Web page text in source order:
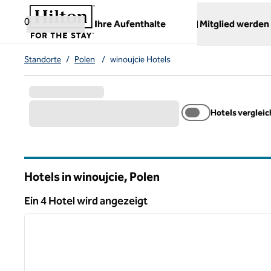
Weiter zum Inhalt
0
Ihre Aufenthalte
,öffnet neue Registerkarte
Mitglied werden
Standorte / Polen / winoujcie Hotels
Hotels
Hotels in winoujcie, Polen
Ein 4 Hotel wird angezeigt
Ein 4 Hotel wird angezeigt
1 von 12